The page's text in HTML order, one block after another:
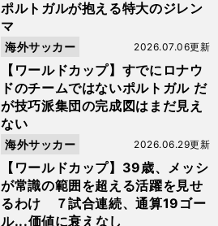
ポルトガルが抱える特大のジレン
マ
【ワールドカップ】すでにロナウ
ドのチームではないポルトガル だ
が技巧派集団の完成図はまだ見え
ない
2026.07.06更新
海外サッカー
【ワールドカップ】39歳、メッシ
が常識の範囲を超える活躍を見せ
るわけ ７試合連続、通算19ゴー
ル...価値に衰えなし
2026.06.29更新
海外サッカー